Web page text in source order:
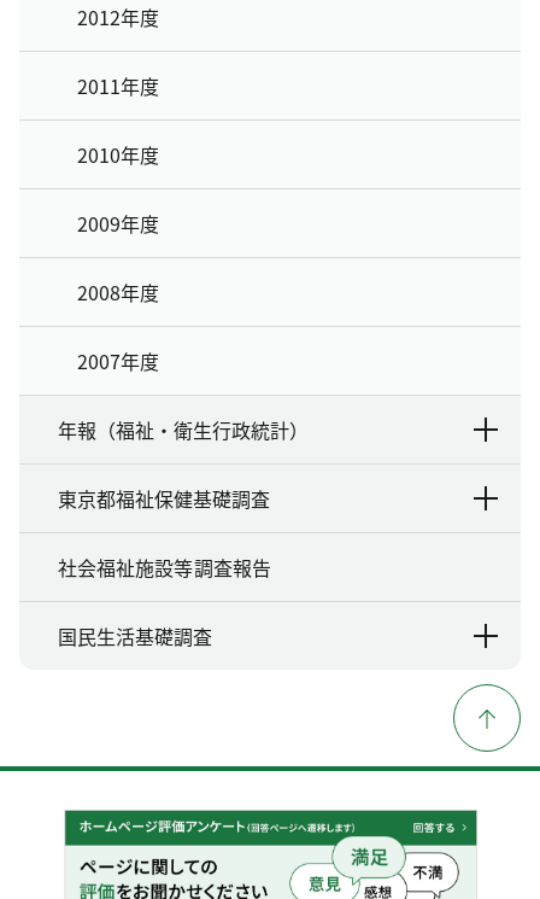
2012年度
2011年度
2010年度
2009年度
2008年度
2007年度
年報（福祉・衛生行政統計）
東京都福祉保健基礎調査
社会福祉施設等調査報告
国民生活基礎調査